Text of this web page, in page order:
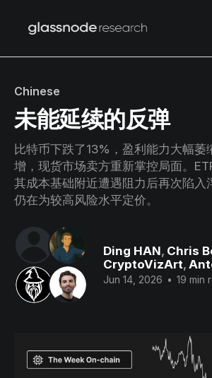
Chinese
未能延续的反弹
比特币下跌了13%，盈利能力大幅萎
增，现货市场卖方重新掌控局面。
其成本基础附近遭遇阻力后再次陷入
仍在为较高风险水平定价。
Ding HAN, Chris
CryptoVizArt,
Jun 14, 2026 • 19 min